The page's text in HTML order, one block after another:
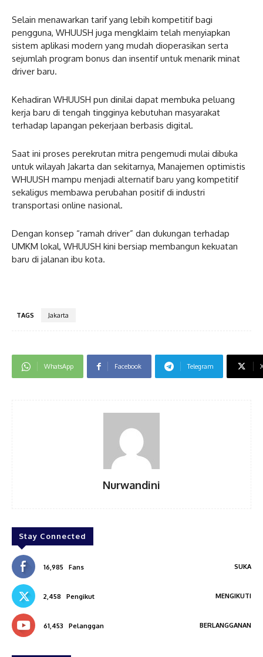
Selain menawarkan tarif yang lebih kompetitif bagi
pengguna, WHUUSH juga mengklaim telah menyiapkan
sistem aplikasi modern yang mudah dioperasikan serta
sejumlah program bonus dan insentif untuk menarik minat
driver baru.
Kehadiran WHUUSH pun dinilai dapat membuka peluang
kerja baru di tengah tingginya kebutuhan masyarakat
terhadap lapangan pekerjaan berbasis digital.
Saat ini proses perekrutan mitra pengemudi mulai dibuka
untuk wilayah Jakarta dan sekitarnya, Manajemen optimistis
WHUUSH mampu menjadi alternatif baru yang kompetitif
sekaligus membawa perubahan positif di industri
transportasi online nasional.
Dengan konsep “ramah driver” dan dukungan terhadap
UMKM lokal, WHUUSH kini bersiap membangun kekuatan
baru di jalanan ibu kota.
TAGS Jakarta
WhatsApp Facebook Telegram
Nurwandini
Stay Connected
16,985 Fans SUKA
2,458 Pengikut MENGIKUTI
61,453 Pelanggan BERLANGGANAN